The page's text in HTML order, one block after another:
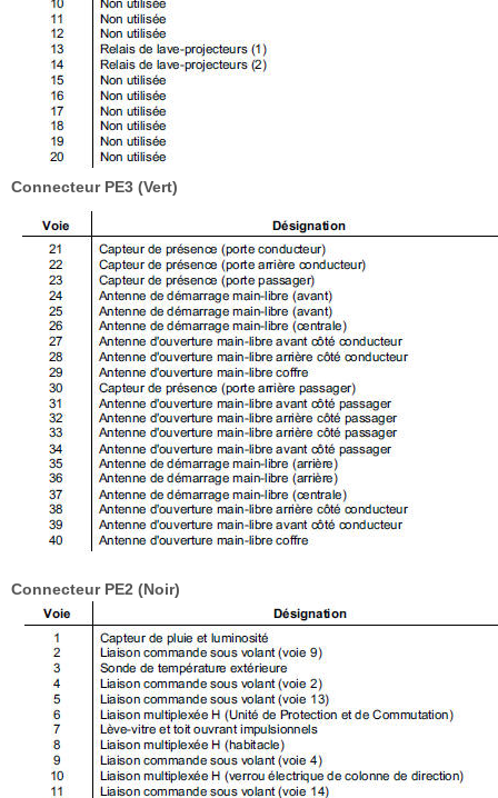
Connecteur PE3 (Vert)
Connecteur PE2 (Noir)